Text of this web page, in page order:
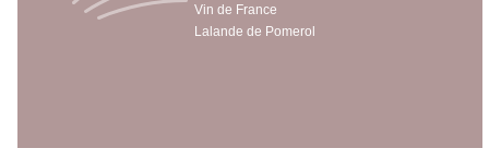
Vin de France
Lalande de Pomerol